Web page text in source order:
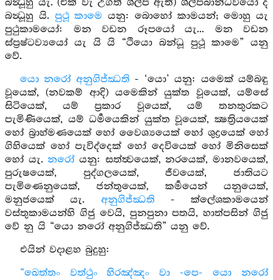
බන්‍ධූහු යැ. (එක් වැ උගත් ශිල්ප ඇති) ශිල්පබාන්ධවයෝ ද
බන්‍ධූහු යි. පුථූ කාමෙ යනු: බොහෝ කාමයන්; මොහු යැ
පුථුකාමයෝ: මන වඩන රූපයෝ යැ... මන වඩන
ස්ප්‍රෂ්ටව්‍යයෝ යැ යි යි “ථියො බන්ධූ පුථූ කාමෙ” යනු
වේ.
යො නරෝ අනුගිජ්ඣති - ‘යො’ යනු: යමෙක් යම්බඳු
වූයෙක්, (නවකම් ආදි) යමෙකින් යුක්ත වූයෙක්, යම්සේ
සිටියෙක්, යම් ප්‍රකාර වූයෙක්, යම් තනතුරකට
පැමිණියෙක්, යම් ධර්‍මයෙකින් යුක්ත වූයෙක්, ක්‍ෂත්‍රියයෙක්
හෝ බ්‍රාහ්මණයෙක් හෝ වෛශ්‍යයෙක් හෝ ශුද්‍රයෙක් හෝ
ගිහියෙක් හෝ පැවිද්දෙක් හෝ දෙවියෙක් හෝ මිනිසෙක්
හෝ යැ.නරෝයනු: සත්ත්‍වයෙක්, නරයෙක්, මානවයෙක්,
පුරුෂයෙක්, පුද්ගලයෙක්, ජීවයෙක්, ජාතියට
පැමිණෙනුයෙක්, ජන්තුයෙක්, කර්‍මයෙන් යනුයෙක්,
මනුජයෙක් යැ. අනුගිජ්ඣති - ක්ලේශකාමයෙන්
වස්තුකාමයන්හි ගිජු වෙයි, පුනපුනා පතයි, හාත්පසින් ගිජු
වේ නු යි “යො නරෝ අනුගිජ්ඣති” යනු වේ.
එයින් වදාළහ බුදුහු:
“ඛෙත්තං වත්ථුං හිරඤ්ඤං වා -පෙ- යො නරෝ